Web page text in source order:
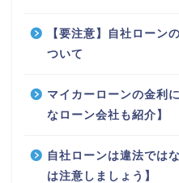
【要注意】自社ローン
ついて
マイカーローンの金利
なローン会社も紹介】
自社ローンは違法では
は注意しましょう】